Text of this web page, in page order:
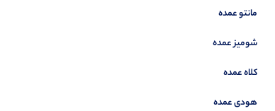
مانتو عمده
شومیز عمده
کلاه عمده
هودی عمده